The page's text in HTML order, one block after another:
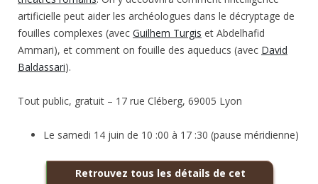
artificielle peut aider les archéologues dans le décryptage de
fouilles complexes (avec Guilhem Turgis et Abdelhafid
Ammari), et comment on fouille des aqueducs (avec David
Baldassari).
Tout public, gratuit – 17 rue Cléberg, 69005 Lyon
Le samedi 14 juin de 10 :00 à 17 :30 (pause méridienne)
Retrouvez tous les détails de cet